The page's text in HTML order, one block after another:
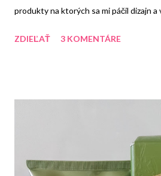
produkty na ktorých sa mi páčil dizajn a
vyskúšať a dneska som sa rozhodla, že
ZDIEĽAŤ 3 KOMENTÁRE